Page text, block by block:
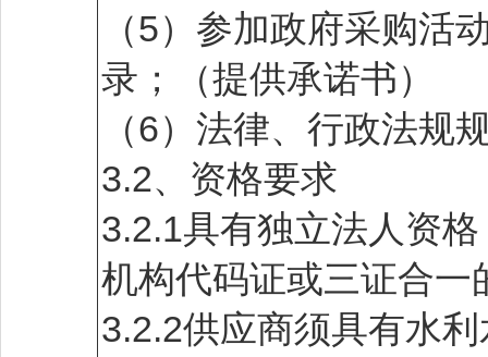
（5）参加政府采购活
录；（提供承诺书）
（6）法律、行政法规
3.2、资格要求
3.2.1具有独立法人资
机构代码证或三证合一
3.2.2供应商须具有水